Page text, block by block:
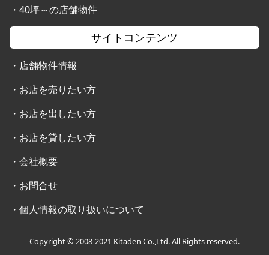
・ 40坪～の店舗物件
サイトコンテンツ
・ 店舗物件情報
・ お店を売りたい方
・ お店を出したい方
・ お店を貸したい方
・ 会社概要
・ お問合せ
・ 個人情報の取り扱いについて
Copyright © 2008-2021 Kitaden Co.,Ltd. All Rights reserved.